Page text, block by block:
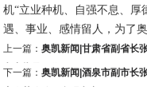
机“立业种机、自强不息、厚
遇、事业、感情留人，为了
上一篇： 奥凯新闻|甘肃省副省长
考察指导工作
下一篇： 奥凯新闻|酒泉市副市长